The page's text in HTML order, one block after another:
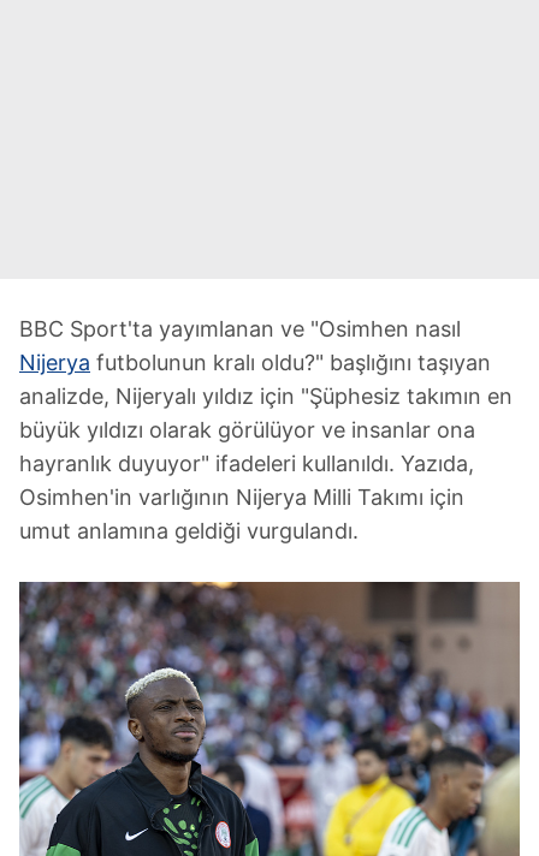
BBC Sport'ta yayımlanan ve "Osimhen nasıl
Nijerya futbolunun kralı oldu?" başlığını taşıyan
analizde, Nijeryalı yıldız için "Şüphesiz takımın en
büyük yıldızı olarak görülüyor ve insanlar ona
hayranlık duyuyor" ifadeleri kullanıldı. Yazıda,
Osimhen'in varlığının Nijerya Milli Takımı için
umut anlamına geldiği vurgulandı.